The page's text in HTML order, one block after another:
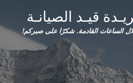
قيـد الصيانـة
الساعات القادمة. شكرًا على صبركم!